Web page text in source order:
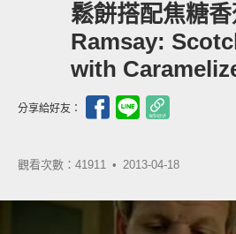
鬆餅搭配焦糖
Ramsay:
with
分享給好友：
觀看次數：41911 • 2013-04-18